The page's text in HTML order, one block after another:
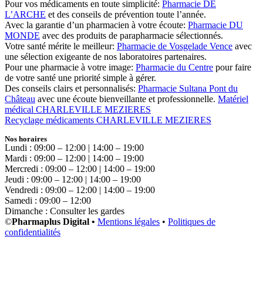
Pour vos médicaments en toute simplicité: Pharmacie DE
L’ARCHE et des conseils de prévention toute l’année.
Avec la garantie d’un pharmacien à votre écoute: Pharmacie DU
MONDE avec des produits de parapharmacie sélectionnés.
Votre santé mérite le meilleur: Pharmacie de Vosgelade Vence avec
une sélection exigeante de nos laboratoires partenaires.
Pour une pharmacie à votre image: Pharmacie du Centre pour faire
de votre santé une priorité simple à gérer.
Des conseils clairs et personnalisés: Pharmacie Sultana Pont du
Château avec une écoute bienveillante et professionnelle. Matériel
médical CHARLEVILLE MEZIERES
Recyclage médicaments CHARLEVILLE MEZIERES
Nos horaires
Lundi : 09:00 – 12:00 | 14:00 – 19:00
Mardi : 09:00 – 12:00 | 14:00 – 19:00
Mercredi : 09:00 – 12:00 | 14:00 – 19:00
Jeudi : 09:00 – 12:00 | 14:00 – 19:00
Vendredi : 09:00 – 12:00 | 14:00 – 19:00
Samedi : 09:00 – 12:00
Dimanche : Consulter les gardes
©Pharmaplus Digital • Mentions légales • Politiques de
confidentialités